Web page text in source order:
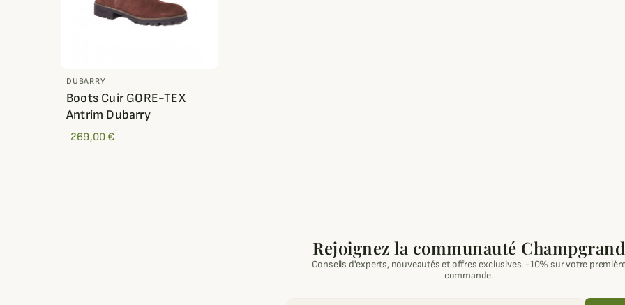
DUBARRY
Boots Cuir GORE-TEX
Antrim Dubarry
269,00 €
Rejoignez la communauté Champgrand
Conseils d'experts, nouveautés et offres exclusives. -10% sur votre
commande.